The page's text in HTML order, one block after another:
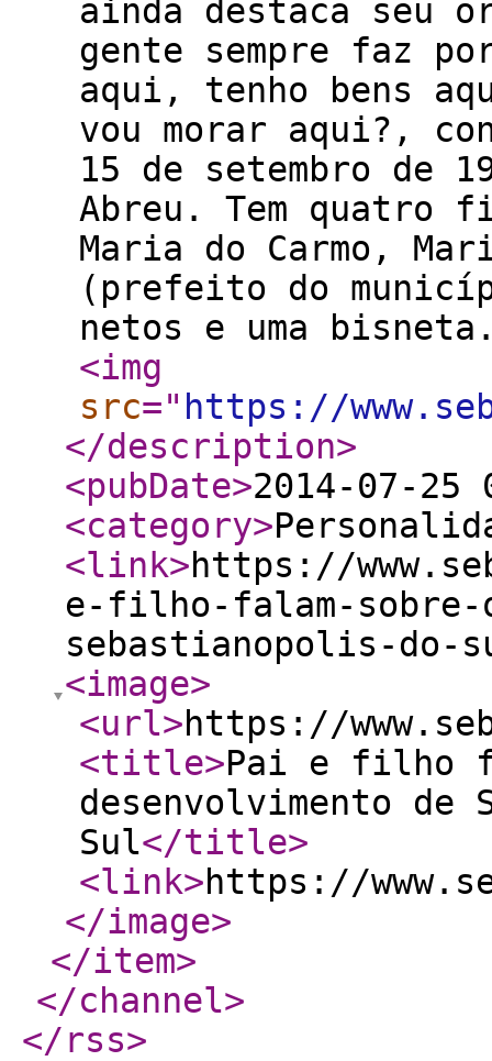
ainda destaca seu
gente sempre faz
aqui, tenho bens
vou morar aqui?,
15 de setembro de
Abreu. Tem quatro
Maria do Carmo,
(prefeito do
netos e uma
<img
src=" https://
</description>
<pubDate>2014-07-25
<category>
<link>https://
e-filho-falam-sobre-
sebastianopolis-do-
<image>
<url>https://
<title>Pai e filho
desenvolvimento de
Sul</title>
<link>https://
</image>
</item>
</channel>
</rss>